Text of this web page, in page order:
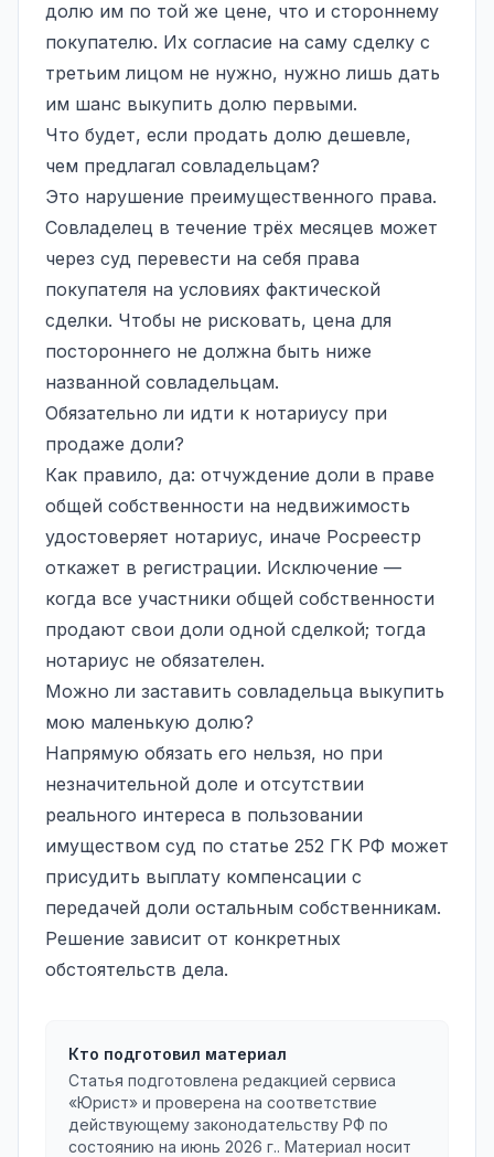
долю им по той же цене, что и стороннему
покупателю. Их согласие на саму сделку с
третьим лицом не нужно, нужно лишь дать
им шанс выкупить долю первыми.
Что будет, если продать долю дешевле,
чем предлагал совладельцам?
Это нарушение преимущественного права.
Совладелец в течение трёх месяцев может
через суд перевести на себя права
покупателя на условиях фактической
сделки. Чтобы не рисковать, цена для
постороннего не должна быть ниже
названной совладельцам.
Обязательно ли идти к нотариусу при
продаже доли?
Как правило, да: отчуждение доли в праве
общей собственности на недвижимость
удостоверяет нотариус, иначе Росреестр
откажет в регистрации. Исключение —
когда все участники общей собственности
продают свои доли одной сделкой; тогда
нотариус не обязателен.
Можно ли заставить совладельца выкупить
мою маленькую долю?
Напрямую обязать его нельзя, но при
незначительной доле и отсутствии
реального интереса в пользовании
имуществом суд по статье 252 ГК РФ может
присудить выплату компенсации с
передачей доли остальным собственникам.
Решение зависит от конкретных
обстоятельств дела.
Кто подготовил материал
Статья подготовлена редакцией сервиса
«Юрист» и проверена на соответствие
действующему законодательству РФ по
состоянию на июнь 2026 г.. Материал носит